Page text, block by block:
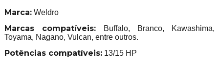
Marca:Weldro
Marcas compatíveis:
Buffalo, Branco, Kawashima,
Toyama, Nagano, Vulcan, entre outros.
Potências compatíveis:13/15 HP